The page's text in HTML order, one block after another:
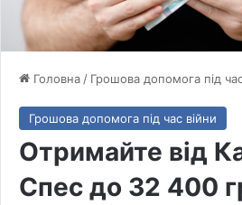
Головна / Грошова допомога під
Грошова допомога під час війни
Отримайте від
Спес до 32 400